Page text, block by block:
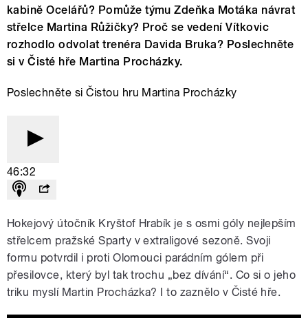
kabině Ocelářů? Pomůže týmu Zdeňka Motáka návrat
střelce Martina Růžičky? Proč se vedení Vítkovic
rozhodlo odvolat trenéra Davida Bruka? Poslechněte
si v Čisté hře Martina Procházky.
Poslechněte si Čistou hru Martina Procházky
46:32
Hokejový útočník Kryštof Hrabík je s osmi góly nejlepším
střelcem pražské Sparty v extraligové sezoně. Svoji
formu potvrdil i proti Olomouci parádním gólem při
přesilovce, který byl tak trochu „bez dívání“. Co si o jeho
triku myslí Martin Procházka? I to zaznělo v Čisté hře.